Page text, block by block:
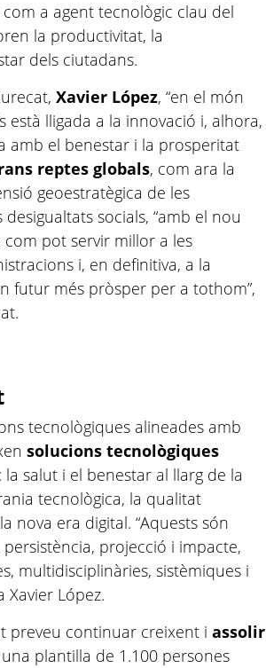
a agent tecnològic clau del
la productivitat, la
dels ciutadans.
Xavier López, “en el món
lligada a la innovació i, alhora,
amb el benestar i la prosperitat
reptes globals, com ara la
geoestratègica de les
socials, “amb el nou
com pot servir millor a les
i, en definitiva, a la
futur més pròsper per a tothom”,
tecnològiques alineades amb
solucions tecnològiques
: la salut i el benestar al llarg de la
tecnològica, la qualitat
nova era digital. “Aquests són
projecció i impacte,
multidisciplinàries, sistèmiques i
Xavier López.
preveu continuar creixent iassolir
plantilla de 1.100 persones